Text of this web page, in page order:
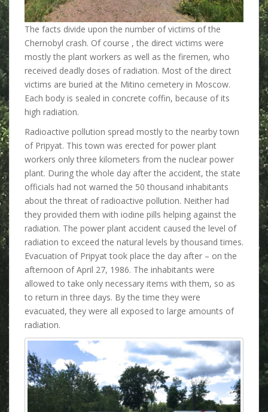
c
k
t
h
e
c
h
o
i
c
e
o
f
c
o
l
o
r
s
o
f
a
n
t
i
b
o
The facts divide upon the number of victims of the
Chernobyl crash. Of course , the direct victims were
mostly the plant workers as well as the firemen, who
received deadly doses of radiation. Most of the direct
victims are buried at the Mitino cemetery in Moscow.
Each body is sealed in concrete coffin, because of its
high radiation.
Radioactive pollution spread mostly to the nearby town
of Pripyat. This town was erected for power plant
workers only three kilometers from the nuclear power
plant. During the whole day after the accident, the state
officials had not warned the 50 thousand inhabitants
about the threat of radioactive pollution. Neither had
they provided them with iodine pills helping against the
radiation. The power plant accident caused the level of
radiation to exceed the natural levels by thousand times.
Evacuation of Pripyat took place the day after – on the
afternoon of April 27, 1986. The inhabitants were
allowed to take only necessary items with them, so as
to return in three days. By the time they were
evacuated, they were all exposed to large amounts of
radiation.